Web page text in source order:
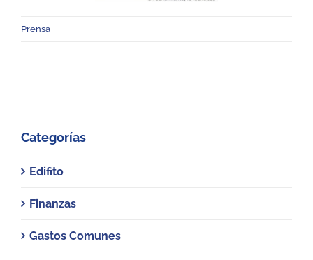
Prensa
Categorías
Edifito
Finanzas
Gastos Comunes